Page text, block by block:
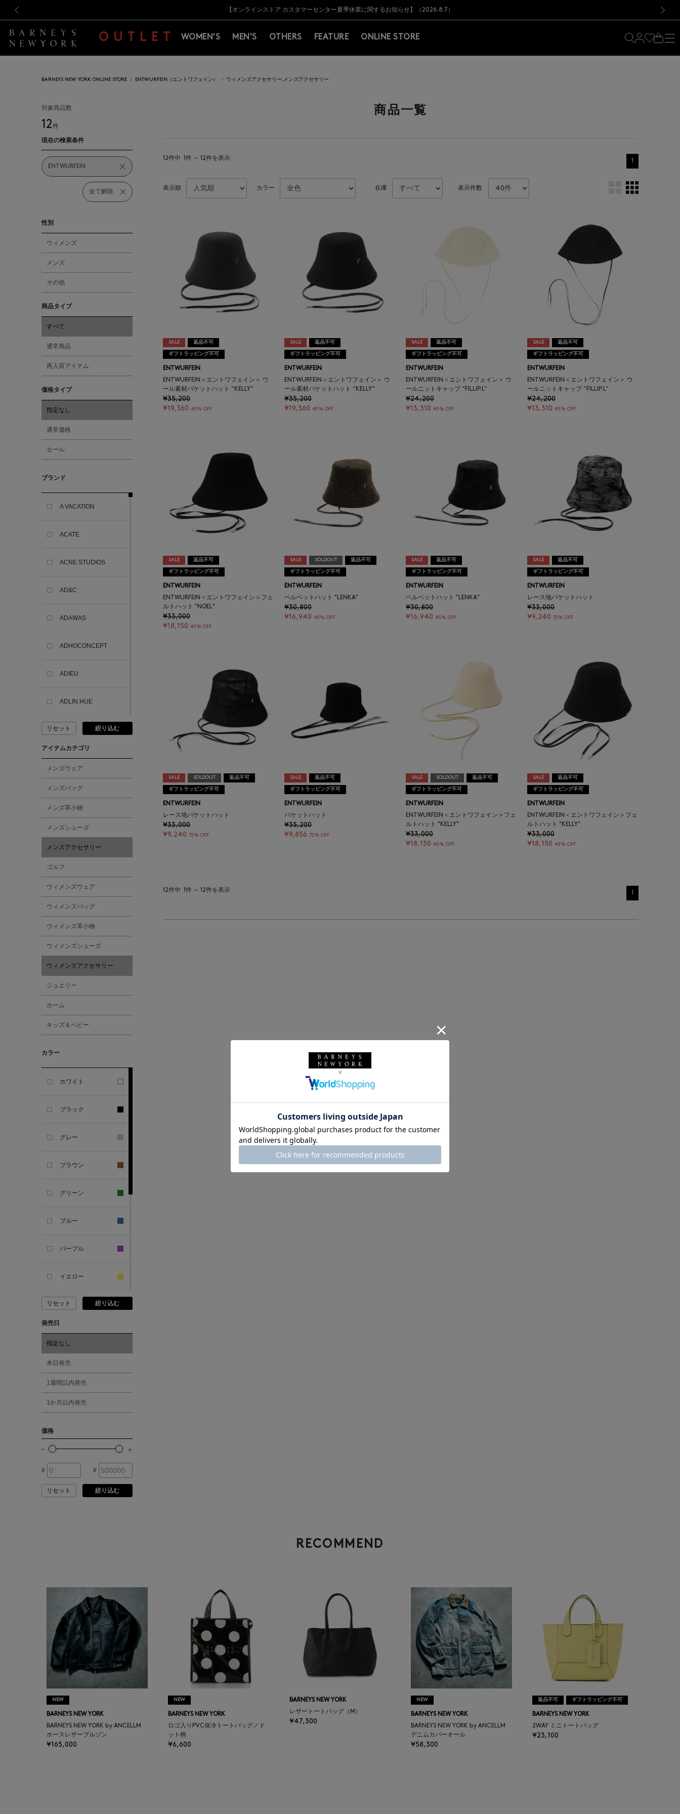
新規登録のお客様も対象！＜MY BARNEYS＞会員のお客様は11,000円（税込）以上のお買上げで常時送料無料！お買い物の際は会員登録を！
【夏季休業に伴う出荷一時停止のお知らせ】(2026.8.7)
【オンラインストア カスタマーセンター夏季休業に関するお知らせ】（2026.8.7）
【夏季休業に伴う返品・交換承り一時停止のお知らせ】（2026.8.5）
熊本県を中心とした地震の影響によるお荷物のお届けについて
【開催中】SUMMER SALEのご案内・ご注意事項
新規登録のお客様も対象！＜MY BARNEYS＞会員のお客様は11,000円（税込）以上のお買上げで常時送料無料！お買い物の際は会員登録を！
【夏季休業に伴う出荷一時停止のお知らせ】(2026.8.7)
OUTLET WOMEN'S MEN'S OTHERS FEATURE ONLINE STORE
BARNEYS NEW YORK ONLINE STORE ENTWURFEIN（エントワフェイン） ウィメンズアクセサリー,メンズアクセサリー
対象商品数
12件
現在の検索条件
ENTWURFEIN
全て解除
性別
ウィメンズ
メンズ
その他
商品タイプ
すべて
通常商品
再入荷アイテム
価格タイプ
指定なし
通常価格
セール
ブランド
A VACATION
ACATE
ACNE STUDIOS
AD&C
ADAWAS
ADHOCONCEPT
ADIEU
ADLIN HUE
ADVISORY BOARD
AESOP
ALBERT THURSTON
ALESSANDRO
GHERARDI
ALL THE WAYS TO SAY
ALPO
ALTEA
AMOMENTO
ANCIENT GREEK
ATELIER AMBOISE
FIRENZE
AURALEE
BALENCIAGA
BARBA
BARNEYS NEW YORK
BASERANGE
BE.ABLE
リセット 絞り込む
アイテムカテゴリ
メンズウェア
メンズバッグ
メンズ革小物
メンズシューズ
メンズアクセサリー
ゴルフ
ウィメンズウェア
ウィメンズバッグ
ウィメンズ革小物
ウィメンズシューズ
ウィメンズアクセサリー
ジュエリー
ホーム
キッズ＆ベビー
カラー
ホワイト
ブラック
グレー
ブラウン
グリーン
ブルー
パープル
イエロー
ピンク
レッド
オレンジ
シルバー
リセット 絞り込む
発売日
指定なし
本日発売
1週間以内発売
1か月以内発売
価格
¥ ¥
リセット 絞り込む
商品一覧
12件中 1件 ～ 12件を表示 1
表示順 カラー 在庫 表示件数
SALE 返品不可
ギフトラッピング不可
ENTWURFEIN
ENTWURFEIN＜エントワフェイン＞ ウ
ール素材バケットハット “KELLY“
¥35,200
¥19,360 45% OFF
SALE 返品不可
ギフトラッピング不可
ENTWURFEIN
ENTWURFEIN＜エントワフェイン＞ ウ
ール素材バケットハット “KELLY“
¥35,200
¥19,360 45% OFF
SALE 返品不可
ギフトラッピング不可
ENTWURFEIN
ENTWURFEIN＜エントワフェイン＞ ウ
ールニットキャップ “FILLIP.L“
¥24,200
¥13,310 45% OFF
SALE 返品不可
ギフトラッピング不可
ENTWURFEIN
ENTWURFEIN＜エントワフェイン＞ ウ
ールニットキャップ “FILLIP.L“
¥24,200
¥13,310 45% OFF
SALE 返品不可
ギフトラッピング不可
ENTWURFEIN
ENTWURFEIN＜エントワフェイン＞フェ
ルトハット "NOEL"
¥33,000
¥18,150 45% OFF
SALE SOLDOUT 返品不可
ギフトラッピング不可
ENTWURFEIN
ベルベットハット "LENKA"
¥30,800
¥16,940 45% OFF
SALE 返品不可
ギフトラッピング不可
ENTWURFEIN
ベルベットハット "LENKA"
¥30,800
¥16,940 45% OFF
SALE 返品不可
ギフトラッピング不可
ENTWURFEIN
レース地バケットハット
¥33,000
¥9,240 72% OFF
SALE SOLDOUT 返品不可
ギフトラッピング不可
ENTWURFEIN
レース地バケットハット
¥33,000
¥9,240 72% OFF
SALE 返品不可
ギフトラッピング不可
ENTWURFEIN
バケットハット
¥35,200
¥9,856 72% OFF
SALE SOLDOUT 返品不可
ギフトラッピング不可
ENTWURFEIN
ENTWURFEIN＜エントワフェイン＞フェ
ルトハット "KELLY"
¥33,000
¥18,150 45% OFF
SALE 返品不可
ギフトラッピング不可
ENTWURFEIN
ENTWURFEIN＜エントワフェイン＞フェ
ルトハット "KELLY"
¥33,000
¥18,150 45% OFF
12件中 1件 ～ 12件を表示 1
RECOMMEND
NEW
BARNEYS NEW YORK
BARNEYS NEW YORK by ANCELLM
ホースレザーブルゾン
¥165,000
NEW
BARNEYS NEW YORK
ロゴ入りPVC保冷トートバッグ／ド
ット柄
¥6,600
BARNEYS NEW YORK
レザートートバッグ（M）
¥47,300
NEW
BARNEYS NEW YORK
BARNEYS NEW YORK by ANCELLM
デニムカバーオール
¥58,300
返品不可 ギフトラッピング不可
BARNEYS NEW YORK
2WAY ミニトートバッグ
¥23,100